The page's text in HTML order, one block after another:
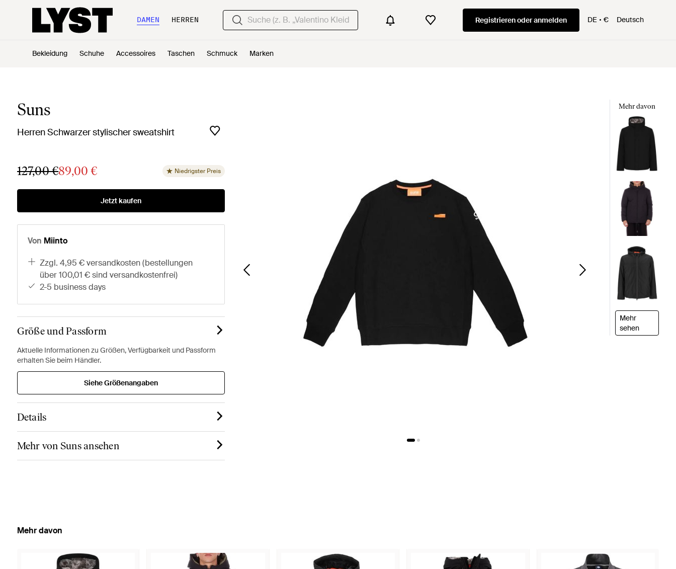
DAMEN HERREN Registrieren oder anmelden DE € Deutsch
Bekleidung Schuhe Accessoires Taschen Schmuck Marken
Suns
Herren Schwarzer stylischer sweatshirt
127,00 €89,00 € Niedrigster Preis
Jetzt kaufen
Von Miinto
zzgl. 4,95 € versandkosten (bestellungen
über 100,01 € sind versandkostenfrei)
2-5 business days
Größe und Passform
Aktuelle Informationen zu Größen, Verfügbarkeit und Passform
erhalten Sie beim Händler.
Siehe Größenangaben
Details
Mehr von Suns ansehen
Mehr davon
Mehr
sehen
Mehr davon